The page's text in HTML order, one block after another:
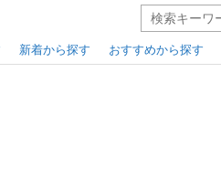
新着から探す おすすめから探す